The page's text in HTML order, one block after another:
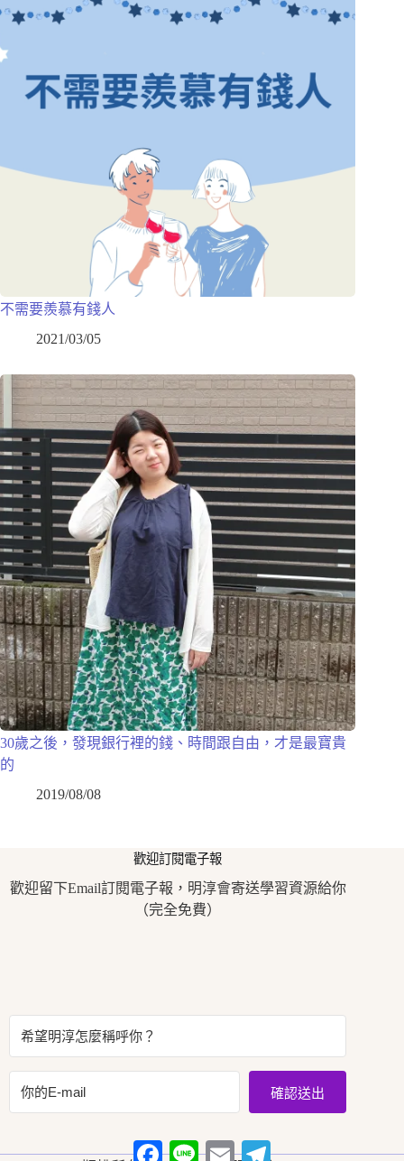
不需要羨慕有錢人
2021/03/05
30歲之後，發現銀行裡的錢、時間跟自由，才是最寶貴
的
2019/08/08
歡迎訂閱電子報
歡迎留下Email訂閱電子報，明淳會寄送學習資源給你
（完全免費）
確認送出
F
L
E